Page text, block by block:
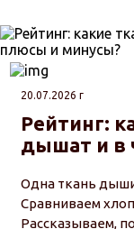
20.07.2026 г
Рейтинг:
дышат и в
Одна ткань
Сравниваем
Рассказываем,